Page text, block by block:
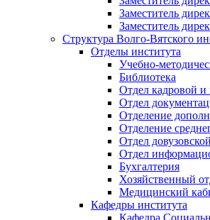
Заместитель
Заместитель
Структура Волго-Вятского
Отделы института
Учебно-
Библиотека
Отдел кадровой и
Отдел
Отделение
Отделение
Отдел
Отдел
Бухгалтерия
Хозяйственный
Медицинский
Кафедры института
Кафедра